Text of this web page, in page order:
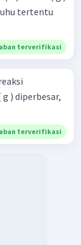
tertentu
terverifikasi
terverifikasi